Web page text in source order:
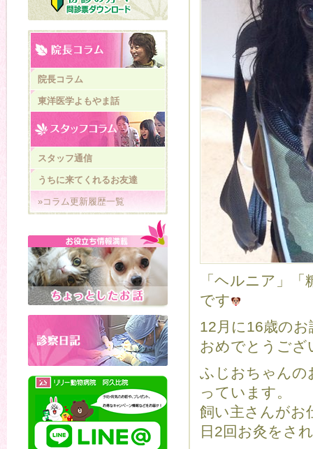
「ヘルニア」
です
12月に16歳の
おめでとうござ
ふじおちゃんの
っています。
飼い主さんがお
日2回お灸をさ
院長コラム
東洋医学よもやま話
スタッフ通信
うちに来てくれるお友達
»コラム更新履歴一覧